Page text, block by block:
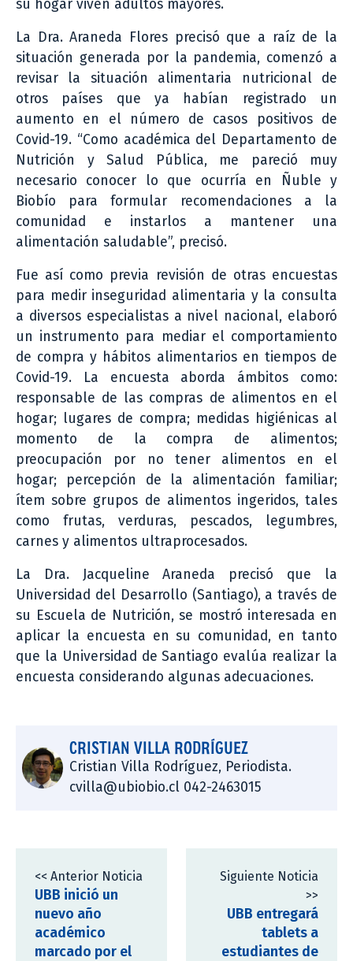
su hogar viven adultos mayores.
La Dra. Araneda Flores precisó que a raíz de la
situación generada por la pandemia, comenzó a
revisar la situación alimentaria nutricional de
otros países que ya habían registrado un
aumento en el número de casos positivos de
Covid-19. “Como académica del Departamento de
Nutrición y Salud Pública, me pareció muy
necesario conocer lo que ocurría en Ñuble y
Biobío para formular recomendaciones a la
comunidad e instarlos a mantener una
alimentación saludable”, precisó.
Fue así como previa revisión de otras encuestas
para medir inseguridad alimentaria y la consulta
a diversos especialistas a nivel nacional, elaboró
un instrumento para mediar el comportamiento
de compra y hábitos alimentarios en tiempos de
Covid-19. La encuesta aborda ámbitos como:
responsable de las compras de alimentos en el
hogar; lugares de compra; medidas higiénicas al
momento de la compra de alimentos;
preocupación por no tener alimentos en el
hogar; percepción de la alimentación familiar;
ítem sobre grupos de alimentos ingeridos, tales
como frutas, verduras, pescados, legumbres,
carnes y alimentos ultraprocesados.
La Dra. Jacqueline Araneda precisó que la
Universidad del Desarrollo (Santiago), a través de
su Escuela de Nutrición, se mostró interesada en
aplicar la encuesta en su comunidad, en tanto
que la Universidad de Santiago evalúa realizar la
encuesta considerando algunas adecuaciones.
CRISTIAN VILLA RODRÍGUEZ
Cristian Villa Rodríguez, Periodista.
cvilla@ubiobio.cl 042-2463015
<< Anterior Noticia
UBB inició un
nuevo año
académico
marcado por el
Siguiente Noticia
>>
UBB entregará
tablets a
estudiantes de